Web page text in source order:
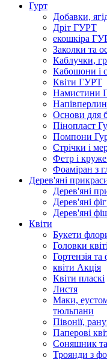
Гурт
Добавки,
Дріт ГУРТ
екошкіра
Заколки та
Каблучки,
Кабошони і
Квіти ГУРТ
Намистини
Основи для
Пінопласт
Помпони
Стрічки і
Фетр і
Фоаміран з
Дерев'яні
Дерев'яні
Дерев'яні
Дерев'яні
Квіти
Букети
Головки
Гортензія та
квіти Акція
Квіти пласкі
Листя
Маки,
тюльпани
Півонії,
Паперові
Соняшник
Троянди з